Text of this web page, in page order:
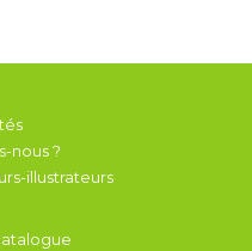
nous ?
illustrateurs